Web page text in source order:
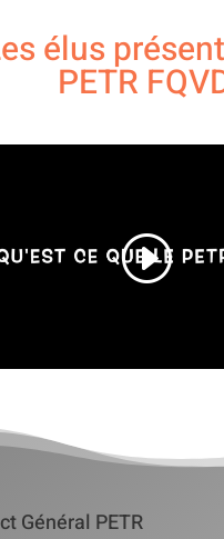
élus
PETR
Général PETR